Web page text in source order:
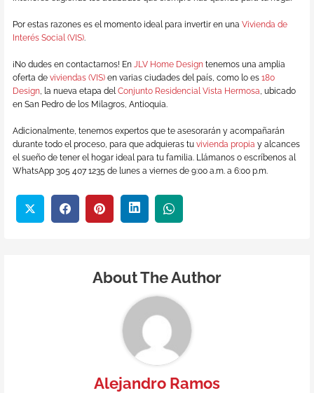
Por estas razones es el momento ideal para invertir en unaVivienda de
Interés Social (VIS).
¡No dudes en contactarnos! EnJLV Home Design tenemos una amplia
oferta deviviendas (VIS) en varias ciudades del país, como lo es180
Design, la nueva etapa delConjunto Residencial Vista Hermosa, ubicado
en San Pedro de los Milagros, Antioquia.
Adicionalmente, tenemos expertos que te asesorarán y acompañarán
durante todo el proceso, para que adquieras tuvivienda propia y alcances
el sueño de tener el hogar ideal para tu familia. Llámanos o escríbenos al
WhatsApp 305 407 1235 de lunes a viernes de 9:00 a.m. a 6:00 p.m.
About The Author
Alejandro Ramos